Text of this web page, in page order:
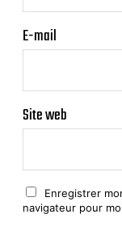
E-mail
Site web
Enregistrer
navigateur pour